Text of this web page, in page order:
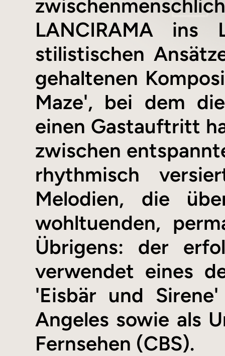
LANCIRAMA ins
stilistischen
gehaltenen
Maze', bei dem
einen Gastauftritt
zwischen
rhythmisch
Melodien, die
wohltuenden,
Übrigens: der
verwendet eines
'Eisbär und
Angeles sowie als
Fernsehen (CBS).